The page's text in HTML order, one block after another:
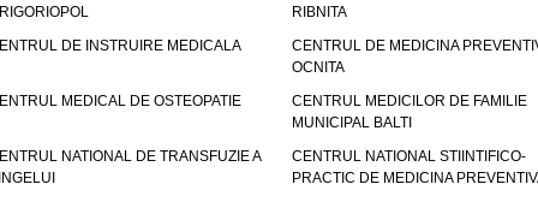
RIBNITA
DE INSTRUIRE MEDICALA
CENTRUL DE MEDICINA
OCNITA
MEDICAL DE OSTEOPATIE
CENTRUL MEDICILOR DE FAMILIE
MUNICIPAL BALTI
NATIONAL DE TRANSFUZIE A
CENTRUL NATIONAL STIINTIFICO-
PRACTIC DE MEDICINA